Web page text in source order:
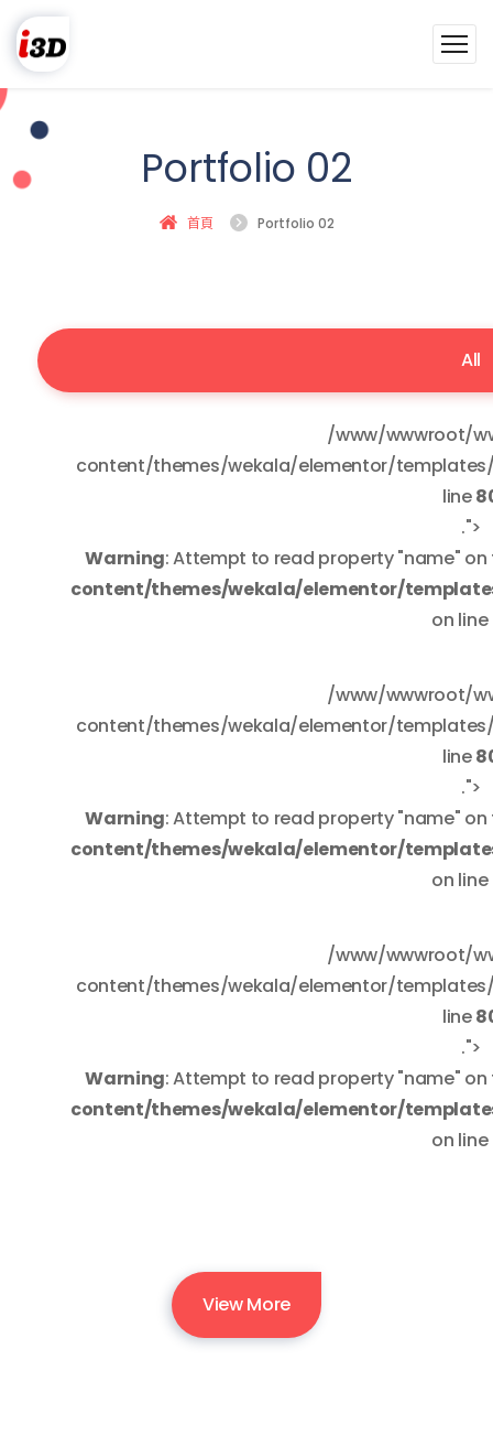
Portfolio 02
首頁 Portfolio 02
All
/www/wwwroot/
content/themes/wekala/elementor/
line
.">
Warning: Attempt to read property "name"
content/themes/wekala/elementor/
on line
/www/wwwroot/
content/themes/wekala/elementor/
line
.">
Warning: Attempt to read property "name"
content/themes/wekala/elementor/
on line
/www/wwwroot/
content/themes/wekala/elementor/
line
.">
Warning: Attempt to read property "name"
content/themes/wekala/elementor/
on line
View More